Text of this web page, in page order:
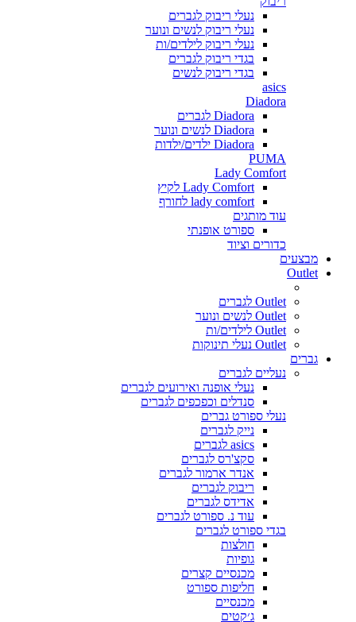
נעלי ריבוק לגברים
נעלי ריבוק לנשים ונוער
נעלי ריבוק לילדים/ות
בגדי ריבוק לגברים
בגדי ריבוק לנשים
asics
Diadora
Diadora לגברים
Diadora לנשים ונוער
Diadora ילדים/ילדות
PUMA
Lady Comfort
Lady Comfort לקיץ
lady comfort לחורף
עוד מותגים
ספורט אופנתי
כדורים וציוד
מבצעים
Outlet
Outlet לגברים
Outlet לנשים ונוער
Outlet לילדים/ות
Outlet נעלי תינוקות
גברים
נעליים לגברים
נעלי אופנה ואירועים לגברים
סנדלים וכפכפים לגברים
נעלי ספורט גברים
נייק לגברים
asics לגברים
סקצ'רס לגברים
אנדר ארמור לגברים
ריבוק לגברים
אדידס לגברים
עוד נ. ספורט לגברים
בגדי ספורט לגברים
חולצות
גופיות
מכנסיים קצרים
חליפות ספורט
מכנסיים
ג׳קטים